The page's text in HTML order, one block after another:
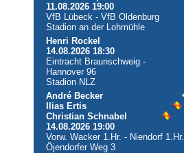
11.08.2026 19:00
VfB Lübeck - VfB Oldenburg
Stadion an der Lohmühle
Henri Rockel
14.08.2026 18:30
Eintracht Braunschweig -
Hannover 96
Stadion NLZ
André Becker
Ilias Ertis
Christian Schnabel
14.08.2026 19:00
Vorw. Wacker 1.Hr. - Niendorf 1.Hr.
Öjendorfer Weg 3